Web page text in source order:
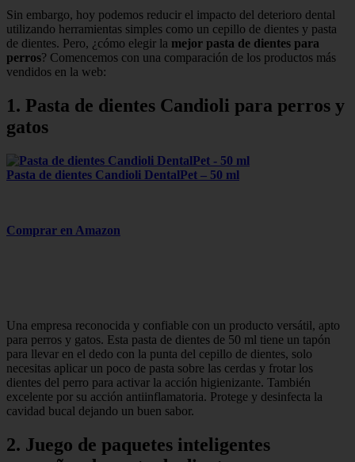
Sin embargo, hoy podemos reducir el impacto del deterioro dental
utilizando herramientas simples como un cepillo de dientes y pasta
de dientes. Pero, ¿cómo elegir la mejor pasta de dientes para
perros? Comencemos con una comparación de los productos más
vendidos en la web:
1. Pasta de dientes Candioli para perros y
gatos
Pasta de dientes Candioli DentalPet – 50 ml
Comprar en Amazon
Una empresa reconocida y confiable con un producto versátil, apto
para perros y gatos. Esta pasta de dientes de 50 ml tiene un tapón
para llevar en el dedo con la punta del cepillo de dientes, solo
necesitas aplicar un poco de pasta sobre las cerdas y frotar los
dientes del perro para activar la acción higienizante. También
excelente por su acción antiinflamatoria. Protege y desinfecta la
cavidad bucal dejando un buen sabor.
2. Juego de paquetes inteligentes